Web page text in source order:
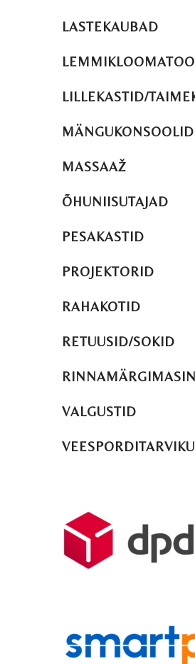
LASTEKAUBAD
LILLEKASTID/
MÄNGUKONSOOLID
MASSAAŽ
ÕHUNIISUTAJAD
PESAKASTID
PROJEKTORID
RAHAKOTID
RETUUSID/SOKID
VALGUSTID